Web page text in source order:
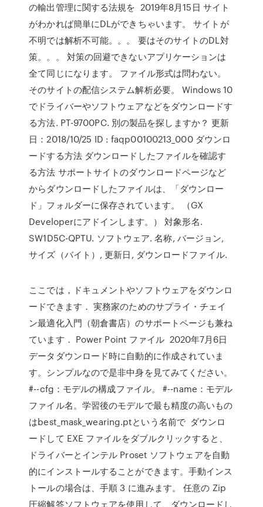
の輸出管理に関する法規を 2019年8月15日 サイト
がわかれば簡単にDLができちゃいます。 サイトが
不明では解析不可能。。。 要はそのサイトのDL対
策。。。 対策の回避できないアプリケーションは
全て同じになります。 ファイル形式は問わない。
そのサイトの配信システム解析必要。 Windows 10
でドライバーやソフトウェアなどをダウンロードす
る方法. PT-9700PC. 別の製品を探しますか？ 更新
日：2018/10/25 ID : faqp00100213_000 ダウンロ
ードする方法 ダウンロードしたファイルを確認す
る方法 サポートサイトのダウンロードページなど
からダウンロードしたファイルは、「ダウンロー
ド」フォルダーに保存されています。 （GX
Developerにアドインします。） 対象形名.
SW1D5C-QPTU. ソフトウェア. 名称, バージョン,
サイズ（バイト）, 更新日, ダウンロードファイル.
ここでは，ドキュメントやソフトウェアをダウンロ
ードできます． 実務家のためのサプライ・チェイ
ン最適化入門（朝倉書店）のサポートページも兼ね
ています． Power Point ファイル 2020年7月6日
データダウンロード時に自動的に作成されていま
す。シンプルなので是非中身を見てみてください。
#--cfg：モデルの構成ファイル。 #--name：モデル
ファイル名。学習後のモデルで最も精度の高いもの
はbest_mask_wearing.ptという名前で ダウンロ
ードして EXE ファイルをダブルクリックすると、
ドライバーとインテル Proset ソフトウェアを自動
的にインストールすることができます。手動インス
トールの場合は、手順 3 に進みます。 任意の Zip
圧縮解答ソフトウェアを使用して、ダウンロードし